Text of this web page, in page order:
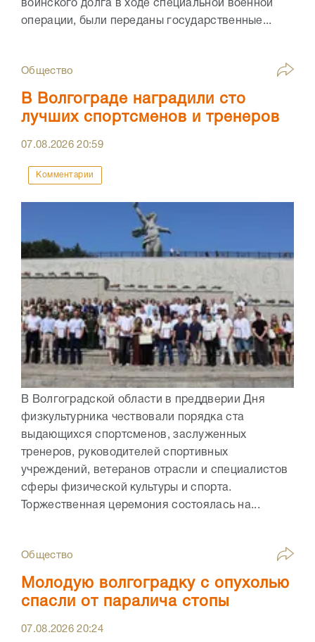
воинского долга в ходе специальной военной
операции, были переданы государственные...
Общество
В Волгограде наградили сто
лучших спортсменов и тренеров
07.08.202620:59
Комментарии
В Волгоградской области в преддверии Дня
физкультурника чествовали порядка ста
выдающихся спортсменов, заслуженных
тренеров, руководителей спортивных
учреждений, ветеранов отрасли и специалистов
сферы физической культуры и спорта.
Торжественная церемония состоялась на...
Общество
Молодую волгоградку с опухолью
спасли от паралича стопы
07.08.202620:24